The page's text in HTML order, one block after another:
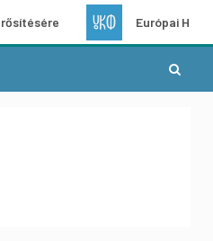
Európai Helyi Kultúra